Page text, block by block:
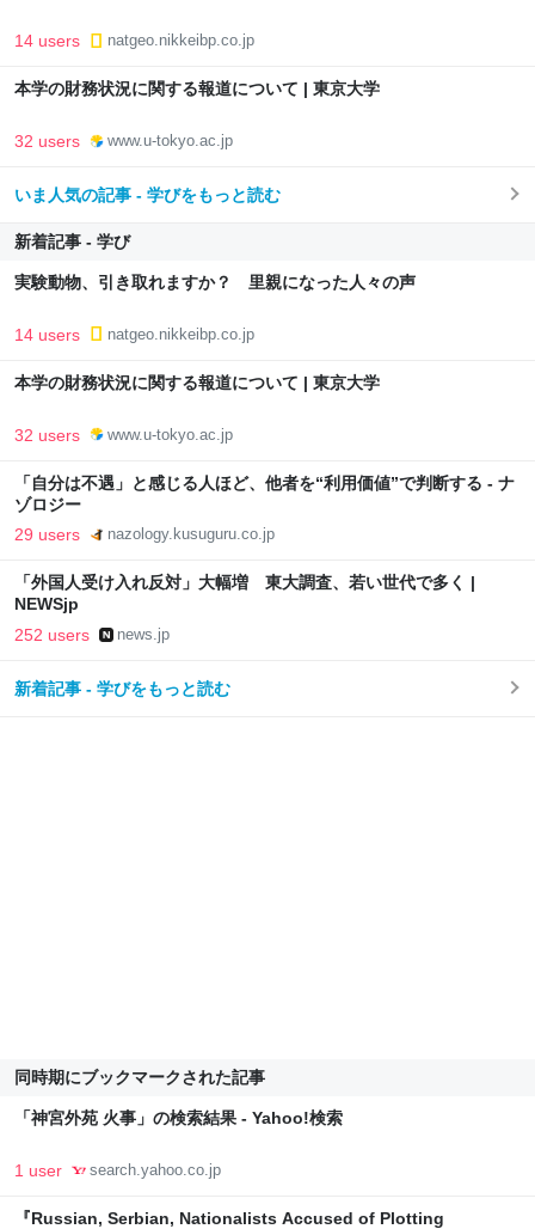
14 users natgeo.nikkeibp.co.jp
本学の財務状況に関する報道について | 東京大学
32 users www.u-tokyo.ac.jp
いま人気の記事 - 学びをもっと読む
新着記事 - 学び
実験動物、引き取れますか？ 里親になった人々の声
14 users natgeo.nikkeibp.co.jp
本学の財務状況に関する報道について | 東京大学
32 users www.u-tokyo.ac.jp
「自分は不遇」と感じる人ほど、他者を“利用価値”で判断する - ナ
ゾロジー
29 users nazology.kusuguru.co.jp
「外国人受け入れ反対」大幅増 東大調査、若い世代で多く |
NEWSjp
252 users news.jp
新着記事 - 学びをもっと読む
同時期にブックマークされた記事
「神宮外苑 火事」の検索結果 - Yahoo!検索
1 user search.yahoo.co.jp
『Russian, Serbian, Nationalists Accused of Plotting